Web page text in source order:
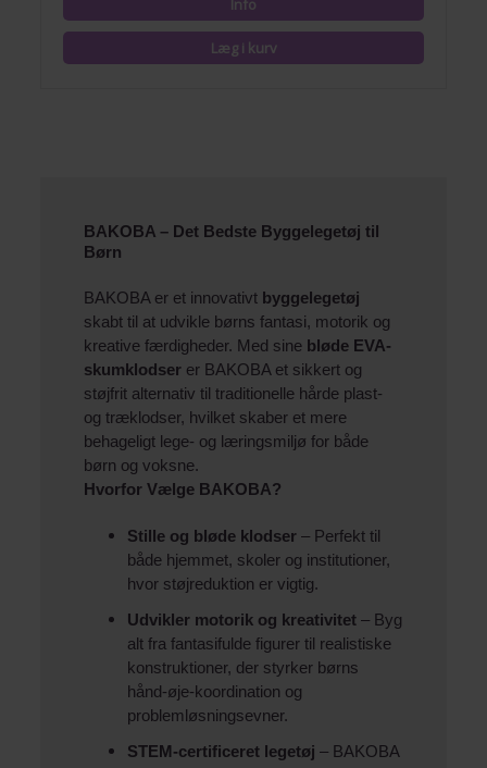
BAKOBA – Det Bedste Byggelegetøj til
Børn
BAKOBA er et innovativt byggelegetøj
skabt til at udvikle børns fantasi, motorik og
kreative færdigheder. Med sine bløde EVA-
skumklodser er BAKOBA et sikkert og
støjfrit alternativ til traditionelle hårde plast-
og træklodser, hvilket skaber et mere
behageligt lege- og læringsmiljø for både
børn og voksne.
Hvorfor Vælge BAKOBA?
Stille og bløde klodser – Perfekt til
både hjemmet, skoler og institutioner,
hvor støjreduktion er vigtig.
Udvikler motorik og kreativitet – Byg
alt fra fantasifulde figurer til realistiske
konstruktioner, der styrker børns
hånd-øje-koordination og
problemløsningsevner.
STEM-certificeret legetøj – BAKOBA